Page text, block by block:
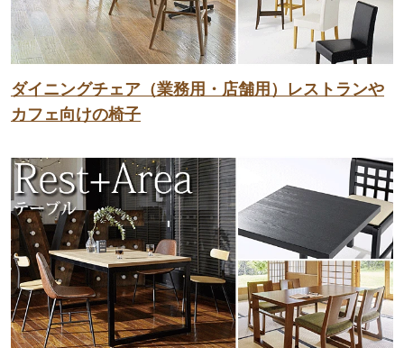
ダイニングチェア（業務用・店舗用）レストランや
カフェ向けの椅子